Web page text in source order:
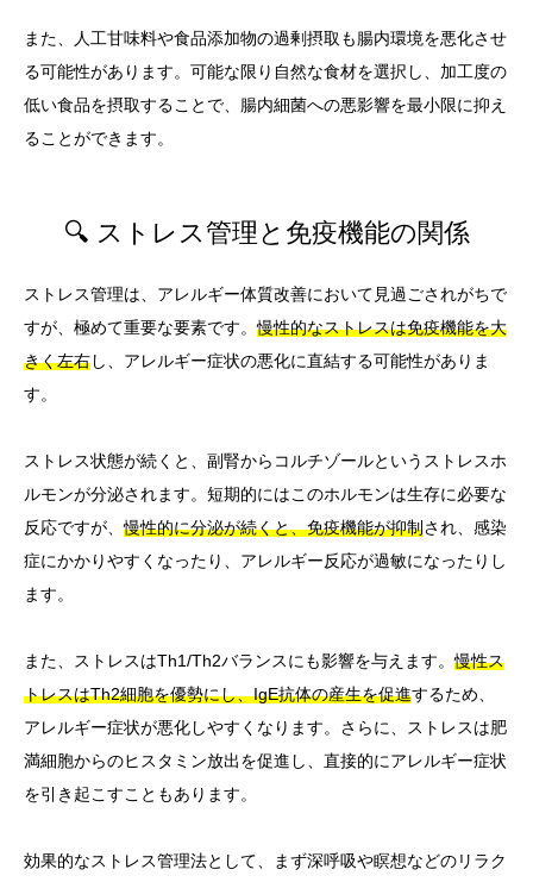
また、人工甘味料や食品添加物の過剰摂取も腸内環境を悪化させ
る可能性があります。可能な限り自然な食材を選択し、加工度の
低い食品を摂取することで、腸内細菌への悪影響を最小限に抑え
ることができます。
🔍 ストレス管理と免疫機能の関係
ストレス管理は、アレルギー体質改善において見過ごされがちで
すが、極めて重要な要素です。慢性的なストレスは免疫機能を大
きく左右し、アレルギー症状の悪化に直結する可能性がありま
す。
ストレス状態が続くと、副腎からコルチゾールというストレスホ
ルモンが分泌されます。短期的にはこのホルモンは生存に必要な
反応ですが、慢性的に分泌が続くと、免疫機能が抑制され、感染
症にかかりやすくなったり、アレルギー反応が過敏になったりし
ます。
また、ストレスはTh1/Th2バランスにも影響を与えます。慢性ス
トレスはTh2細胞を優勢にし、IgE抗体の産生を促進するため、
アレルギー症状が悪化しやすくなります。さらに、ストレスは肥
満細胞からのヒスタミン放出を促進し、直接的にアレルギー症状
を引き起こすこともあります。
効果的なストレス管理法として、まず深呼吸や瞑想などのリラク